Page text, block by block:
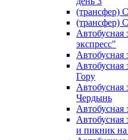
(трансфер)
(трансфер)
экспресс"
Автобусная
Автобусная
Гору
Автобусная
Чердынь
Автобусная
Автобусная
и пикник на